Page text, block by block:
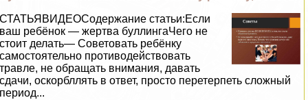
СТАТЬЯВИДЕОСодержание статьи:Если
ваш ребёнок — жертва буллингаЧего не
стоит делать— Советовать ребёнку
самостоятельно противодействовать
травле, не обращать внимания, давать
сдачи, оскорбллять в ответ, просто перетерпеть сложный
период...